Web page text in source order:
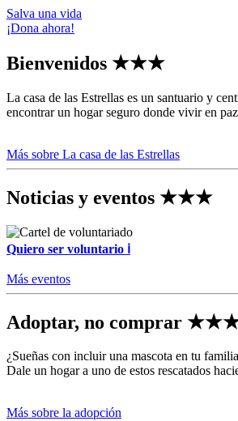
Salva una vida
¡Dona ahora!
Bienvenidos ★★★
La casa de las Estrellas es un santuario y
encontrar un hogar seguro donde vivir en
Más sobre La casa de las Estrellas
Noticias y eventos ★★★
Quiero ser voluntario ℹ
Más eventos
Adoptar, no comprar
¿Sueñas con incluir una mascota en tu
Dale un hogar a uno de estos rescatados
Más sobre la adopción